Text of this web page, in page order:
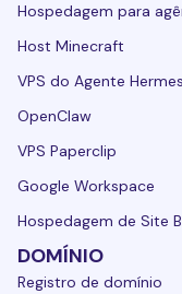
Hospedagem para
Host Minecraft
VPS do Agente Hermes
OpenClaw
VPS Paperclip
Google Workspace
Hospedagem de Site
DOMÍNIO
Registro de domínio